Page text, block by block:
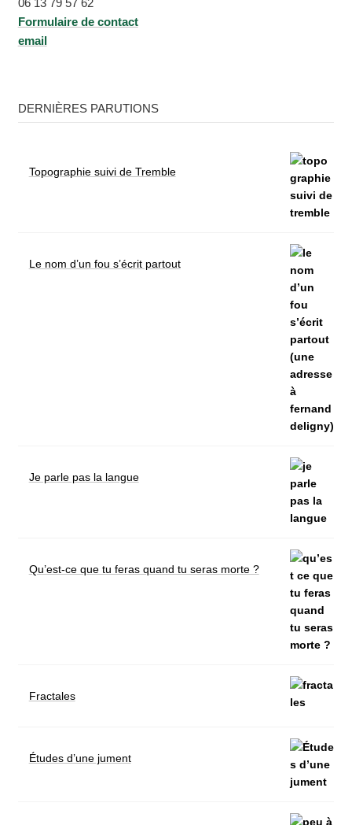
06 13 79 57 62
Formu­laire de contact
email
DERNIÈRES PARUTIONS
Topographie suivi de Tremble
Le nom d’un fou s’écrit partout
Je parle pas la langue
Qu’est-ce que tu feras quand tu seras morte ?
Fractales
Études d’une jument